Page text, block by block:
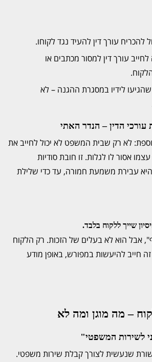
עורך דין להעיד נגד לקוחו.
עורך דין למסור מכתבים או
לידיו במסגרת ההגנה – לא
לא רק שבית המשפט לא יכול לחייב את
אסור לו לגלות. זו חובת סודיות
עבירת משמעת חמורה, עד כדי שלילת
שייך ללקוח בלבד.
אבל הוא לא בעלים של הזכות. רק הלקוח
זה חייב להיעשות במפורש, באופן מודע
– מה מוגן ומה לא
לשירות המשפטי"
שנעשית לצורך קבלת שירות משפטי.